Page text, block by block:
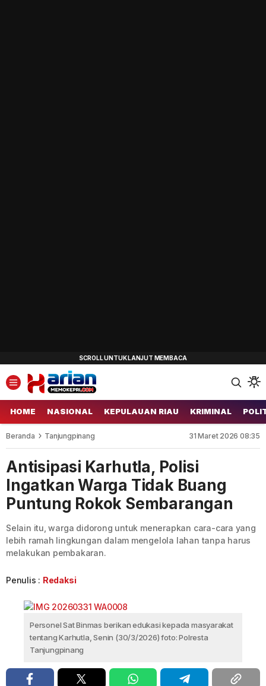
HOME NASIONAL KEPULAUAN RIAU KRIMINAL
Beranda Tanjungpinang 31 Maret 2026 08:35
Antisipasi Karhutla, Polisi
Ingatkan Warga Tidak Buang
Puntung Rokok Sembarangan
Selain itu, warga didorong untuk menerapkan cara-cara yang
lebih ramah lingkungan dalam mengelola lahan tanpa harus
melakukan pembakaran.
Penulis : Redaksi
Personel Sat Binmas berikan edukasi kepada masyarakat
tentang Karhutla, Senin (30/3/2026) foto: Polresta
Tanjungpinang